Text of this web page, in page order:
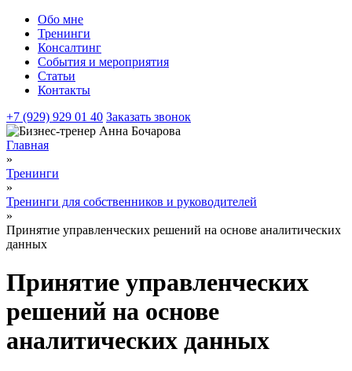
Обо мне
Тренинги
Консалтинг
События и мероприятия
Статьи
Контакты
+7 (929) 929 01 40 Заказать звонок
Главная
»
Тренинги
»
Тренинги для собственников и руководителей
»
Принятие управленческих решений на основе аналитических
данных
Принятие управленческих
решений на основе
аналитических данных